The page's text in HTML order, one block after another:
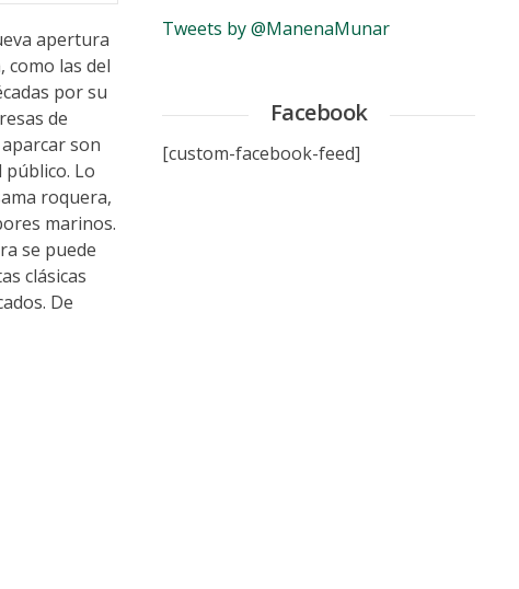
apertura
como las del
por su
de
son
público. Lo
roquera,
marinos.
se puede
clásicas
De
Tweets by @ManenaMunar
Facebook
[custom-facebook-feed]